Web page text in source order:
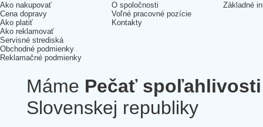
Ako nakupovať
Cena dopravy
Ako platiť
Ako reklamovať
Servisné strediská
Obchodné podmienky
Reklamačné podmienky
O spoločnosti
Voľné pracovné pozície
Kontakty
Základné
Máme Pečať spoľahlivosti
Slovenskej republiky